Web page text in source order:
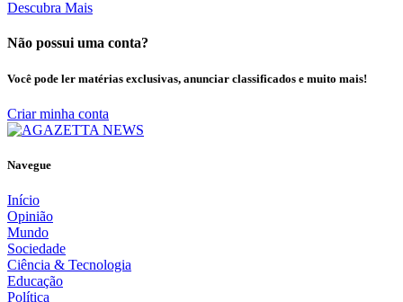
Descubra Mais
Não possui uma conta?
Você pode ler matérias exclusivas, anunciar classificados e muito mais!
Criar minha conta
Navegue
Início
Opinião
Mundo
Sociedade
Ciência & Tecnologia
Educação
Política